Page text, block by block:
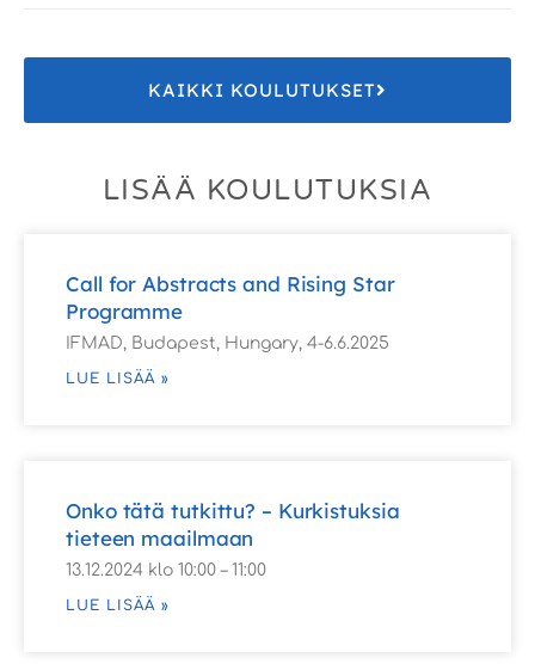
KAIKKI KOULUTUKSET
LISÄÄ KOULUTUKSIA
Call for Abstracts and Rising Star
Programme
IFMAD, Budapest, Hungary, 4-6.6.2025
LUE LISÄÄ »
Onko tätä tutkittu? – Kurkistuksia
tieteen maailmaan
13.12.2024 klo 10:00 – 11:00
LUE LISÄÄ »